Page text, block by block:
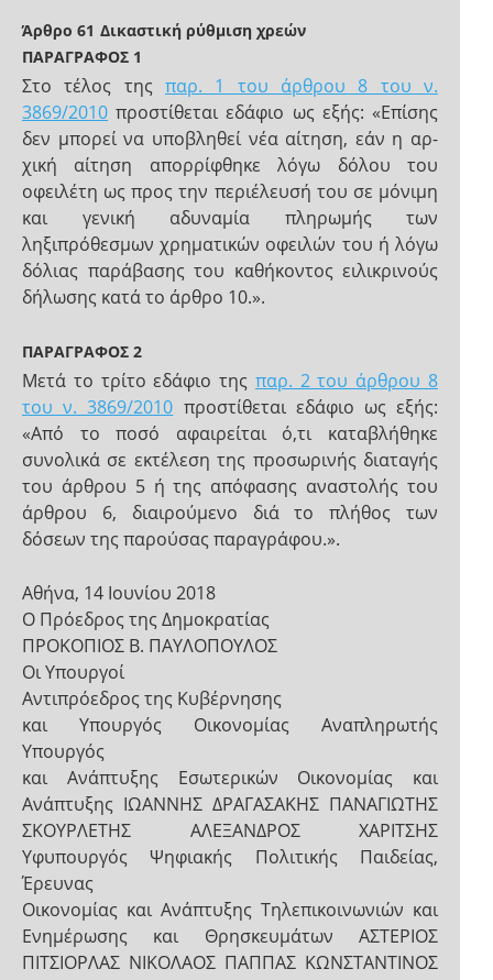
Άρθρο 61 Δικαστική ρύθμιση χρεών
ΠΑΡΑΓΡΑΦΟΣ 1
Στο τέλος της παρ. 1 του άρθρου 8 του ν.
3869/2010 προστίθεται εδάφιο ως εξής: «Επίσης
δεν μπορεί να υποβληθεί νέα αίτηση, εάν η αρ-
χική αίτηση απορρίφθηκε λόγω δόλου του
οφειλέτη ως προς την περιέλευσή του σε μόνιμη
και γενική αδυναμία πληρωμής των
ληξιπρόθεσμων χρηματικών οφειλών του ή λόγω
δόλιας παράβασης του καθήκοντος ειλικρινούς
δήλωσης κατά το άρθρο 10.».
ΠΑΡΑΓΡΑΦΟΣ 2
Μετά το τρίτο εδάφιο της παρ. 2 του άρθρου 8
του ν. 3869/2010 προστίθεται εδάφιο ως εξής:
«Από το ποσό αφαιρείται ό,τι καταβλήθηκε
συνολικά σε εκτέλεση της προσωρινής διαταγής
του άρθρου 5 ή της απόφασης αναστολής του
άρθρου 6, διαιρούμενο διά το πλήθος των
δόσεων της παρούσας παραγράφου.».
Αθήνα, 14 Ιουνίου 2018
Ο Πρόεδρος της Δημοκρατίας
ΠΡΟΚΟΠΙΟΣ Β. ΠΑΥΛΟΠΟΥΛΟΣ
Οι Υπουργοί
Αντιπρόεδρος της Κυβέρνησης
και Υπουργός Οικονομίας Αναπληρωτής
Υπουργός
και Ανάπτυξης Εσωτερικών Οικονομίας και
Ανάπτυξης ΙΩΑΝΝΗΣ ΔΡΑΓΑΣΑΚΗΣ ΠΑΝΑΓΙΩΤΗΣ
ΣΚΟΥΡΛΕΤΗΣ ΑΛΕΞΑΝΔΡΟΣ ΧΑΡΙΤΣΗΣ
Υφυπουργός Ψηφιακής Πολιτικής Παιδείας,
Έρευνας
Οικονομίας και Ανάπτυξης Τηλεπικοινωνιών και
Ενημέρωσης και Θρησκευμάτων ΑΣΤΕΡΙΟΣ
ΠΙΤΣΙΟΡΛΑΣ ΝΙΚΟΛΑΟΣ ΠΑΠΠΑΣ ΚΩΝΣΤΑΝΤΙΝΟΣ